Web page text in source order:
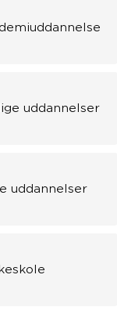
uddannelser
uddannelser